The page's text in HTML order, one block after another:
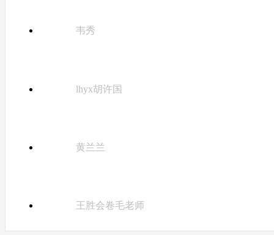
韦秀
lhyx胡许国
黄兰兰
王胜会卷毛老师